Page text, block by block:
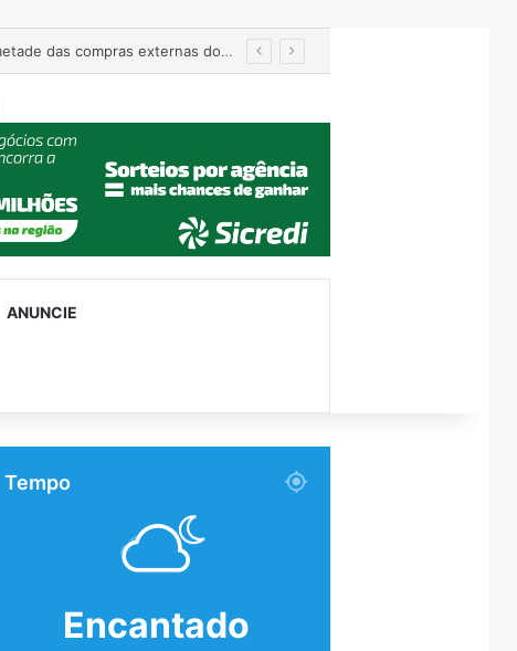
Importação de veículos chineses mais que dobra e já supera metade das compras externas do Brasil
ANUNCIE
Tempo
Encantado